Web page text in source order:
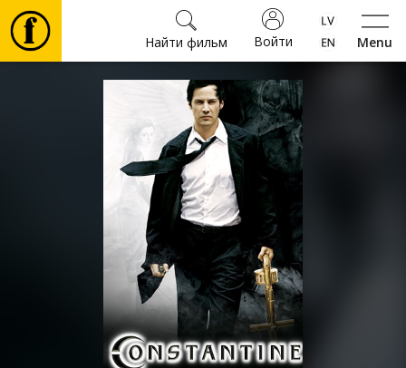
Menu
Войти
Найти фильм
Фильмы
Мероприятия
Новости
Подарки